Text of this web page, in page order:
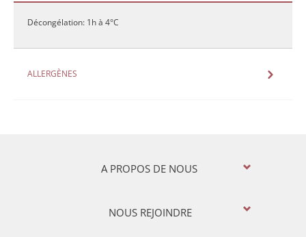
Décongélation: 1h à 4°C
ALLERGÈNES
A PROPOS DE NOUS
NOUS REJOINDRE